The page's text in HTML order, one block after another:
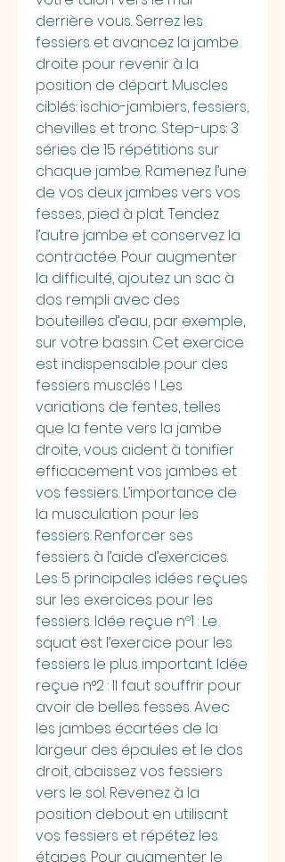
derrière vous. Serrez les
fessiers et avancez la jambe
droite pour revenir à la
position de départ. Muscles
ciblés: ischio-jambiers, fessiers,
chevilles et tronc. Step-ups: 3
séries de 15 répétitions sur
chaque jambe. Ramenez l’une
de vos deux jambes vers vos
fesses, pied à plat. Tendez
l’autre jambe et conservez la
contractée. Pour augmenter
la difficulté, ajoutez un sac à
dos rempli avec des
bouteilles d’eau, par exemple,
sur votre bassin. Cet exercice
est indispensable pour des
fessiers musclés ! Les
variations de fentes, telles
que la fente vers la jambe
droite, vous aident à tonifier
efficacement vos jambes et
vos fessiers. L’importance de
la musculation pour les
fessiers. Renforcer ses
fessiers à l’aide d’exercices.
Les 5 principales idées reçues
sur les exercices pour les
fessiers. Idée reçue nº1 : Le
squat est l’exercice pour les
fessiers le plus important. Idée
reçue n°2 : Il faut souffrir pour
avoir de belles fesses. Avec
les jambes écartées de la
largeur des épaules et le dos
droit, abaissez vos fessiers
vers le sol. Revenez à la
position debout en utilisant
vos fessiers et répétez les
étapes. Pour augmenter le